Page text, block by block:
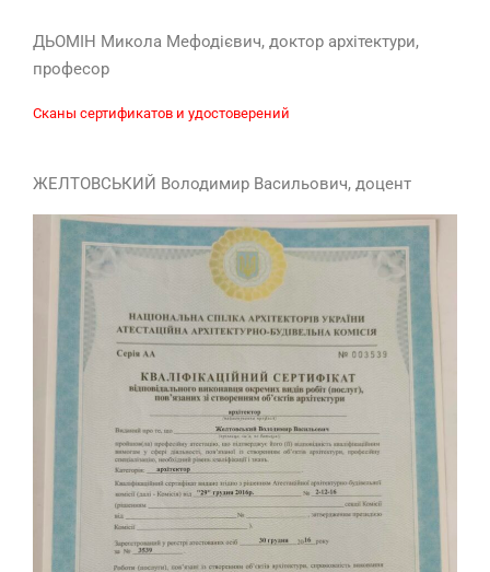
ДЬОМІН Микола Мефодієвич, доктор архітектури,
професор
Сканы сертификатов и удостоверений
ЖЕЛТОВСЬКИЙ Володимир Васильович, доцент